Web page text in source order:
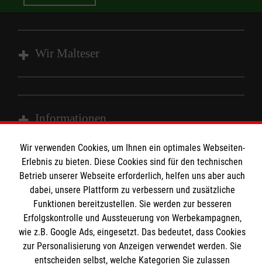
Wir Malteser
Spenden & Helfen
Angebote & Leistungen
Mitarbeiten & Stellenangebote
Wir Malteser
Informationen
Kontakt
Impressum
Datenschutz
Malteser online
Malteserorden
Malteser Jugend
Malteser International
Spendenkonto
Wir verwenden Cookies, um Ihnen ein optimales Webseiten-
Erlebnis zu bieten. Diese Cookies sind für den technischen
Betrieb unserer Webseite erforderlich, helfen uns aber auch
dabei, unsere Plattform zu verbessern und zusätzliche
Funktionen bereitzustellen. Sie werden zur besseren
Erfolgskontrolle und Aussteuerung von Werbekampagnen,
wie z.B. Google Ads, eingesetzt. Das bedeutet, dass Cookies
zur Personalisierung von Anzeigen verwendet werden. Sie
entscheiden selbst, welche Kategorien Sie zulassen